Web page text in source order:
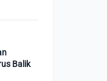
Balik